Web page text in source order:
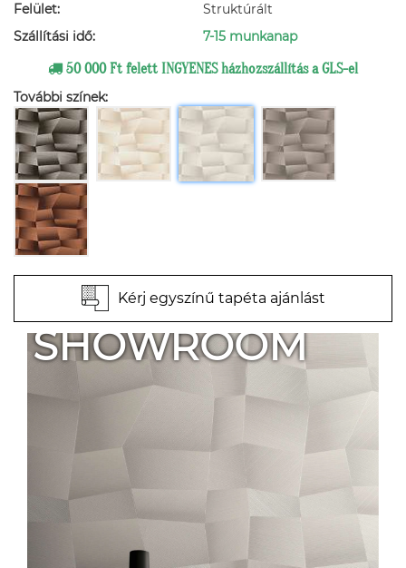
Felület:
Struktúrált
Szállítási idő:
7-15 munkanap
50 000 Ft felett INGYENES házhozszállítás a GLS-el
További színek:
Kérj egyszínű tapéta ajánlást
SHOWROOM